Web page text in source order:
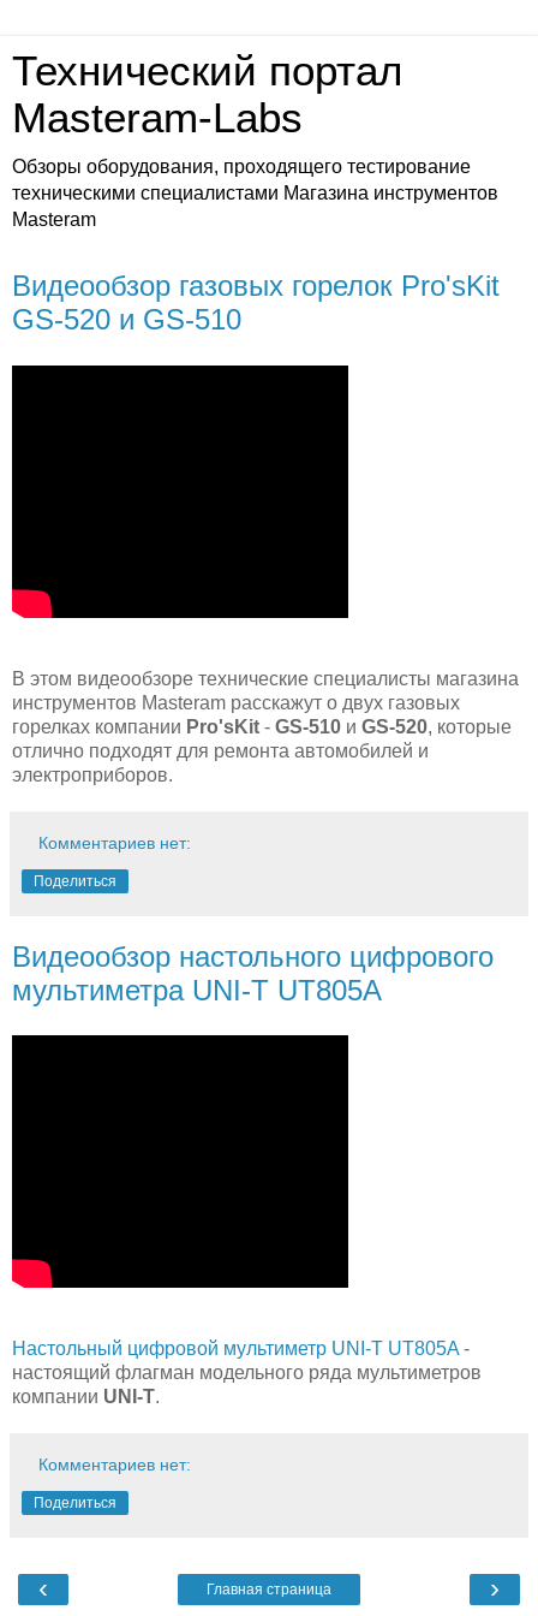
Технический портал
Masteram-Labs
Обзоры оборудования, проходящего тестирование
техническими специалистами Магазина инструментов
Masteram
Видеообзор газовых горелок Pro'sKit
GS-520 и GS-510
В этом видеообзоре технические специалисты магазина
инструментов Masteram расскажут о двух газовых
горелках компании Pro'sKit - GS-510 и GS-520, которые
отлично подходят для ремонта автомобилей и
электроприборов.
Комментариев нет:
Поделиться
Видеообзор настольного цифрового
мультиметра UNI-T UT805A
Настольный цифровой мультиметр UNI-T UT805A -
настоящий флагман модельного ряда мультиметров
компании UNI-T.
Комментариев нет:
Поделиться
‹ ›
Главная страница